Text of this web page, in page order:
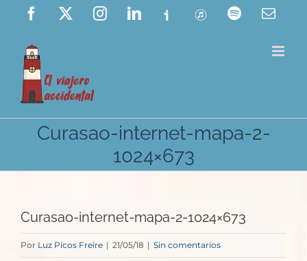
Saltar
contenido
Facebook InstagramLinkedIn
Ivoox ITunes Spotify
Curasao-internet-mapa-2-
1024×673
Curasao-internet-mapa-2-1024×673
Por Luz Picos Freire | 21/05/18 | Sin comentarios